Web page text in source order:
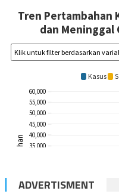
ADVERTISMENT